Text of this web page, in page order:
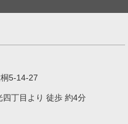
5-14-27
丁目より 徒歩 約4分